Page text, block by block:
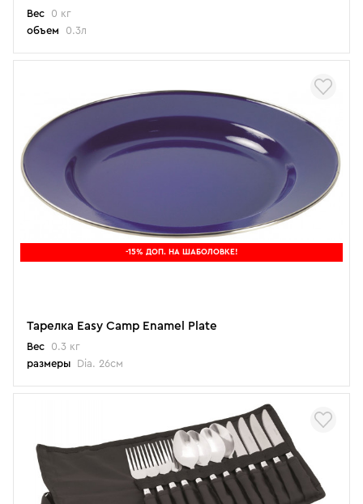
Вес
0 кг
объем
0.3л
-15% ДОП. НА ШАБОЛОВКЕ!
Тарелка Easy Camp Enamel Plate
Вес
0.3 кг
размеры
Dia. 26см